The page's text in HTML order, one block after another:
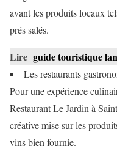
avant les produits locaux
prés salés.
Lire guide touristique
Les restaurants
Pour une expérience
Restaurant Le Jardin à
créative mise sur les
vins bien fournie.